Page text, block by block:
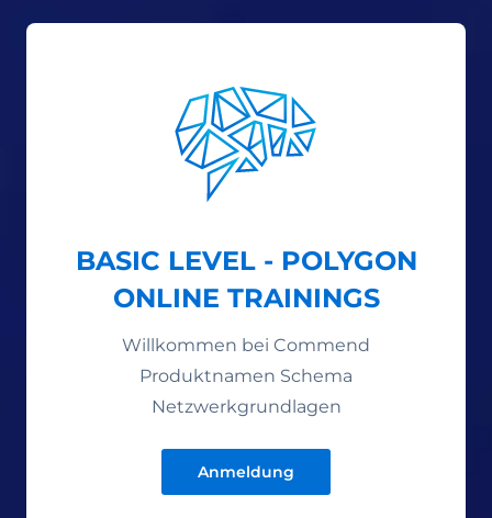
BASIC LEVEL - POLYGON
ONLINE TRAININGS
Willkommen bei Commend
Produktnamen Schema
Netzwerkgrundlagen
Anmeldung